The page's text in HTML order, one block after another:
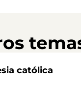
católica